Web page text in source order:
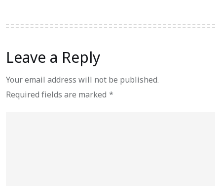
Leave a Reply
Your email address will not be published.
Required fields are marked *